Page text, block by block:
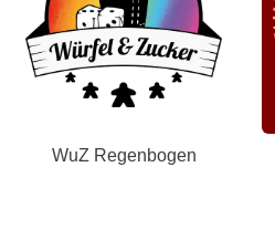
WuZ Regenbogen